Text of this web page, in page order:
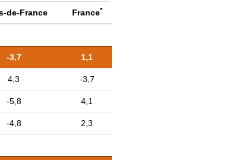
de-France France*
-3,7 1,1
4,3 -3,7
-5,8 4,1
-4,8 2,3